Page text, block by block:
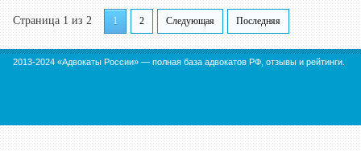
Страница 1 из 2 1 2 Следующая Последняя
2013-2024 «Адвокаты России» — полная база адвокатов РФ, отзывы и рейтинги.